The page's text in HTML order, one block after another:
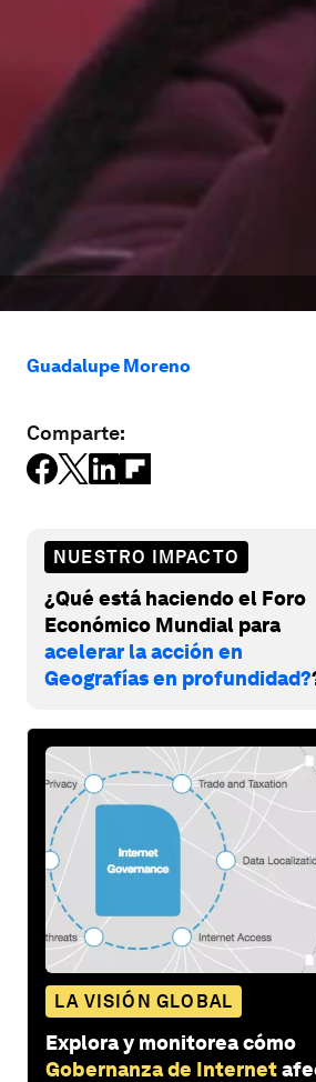
Guadalupe Moreno
Comparte:
NUESTRO IMPACTO
¿Qué está haciendo el Foro
Económico Mundial para
acelerar la acción en
Geografías en profundidad?
LA VISIÓN GLOBAL
Explora y monitorea cómo
Gobernanza de Internet